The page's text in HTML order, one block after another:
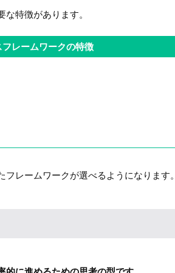
特徴があります。
レームワークの特徴
レームワークが選べるようになります。